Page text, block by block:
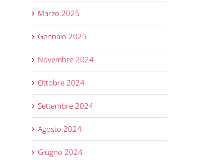
Marzo 2025
Gennaio 2025
Novembre 2024
Ottobre 2024
Settembre 2024
Agosto 2024
Giugno 2024